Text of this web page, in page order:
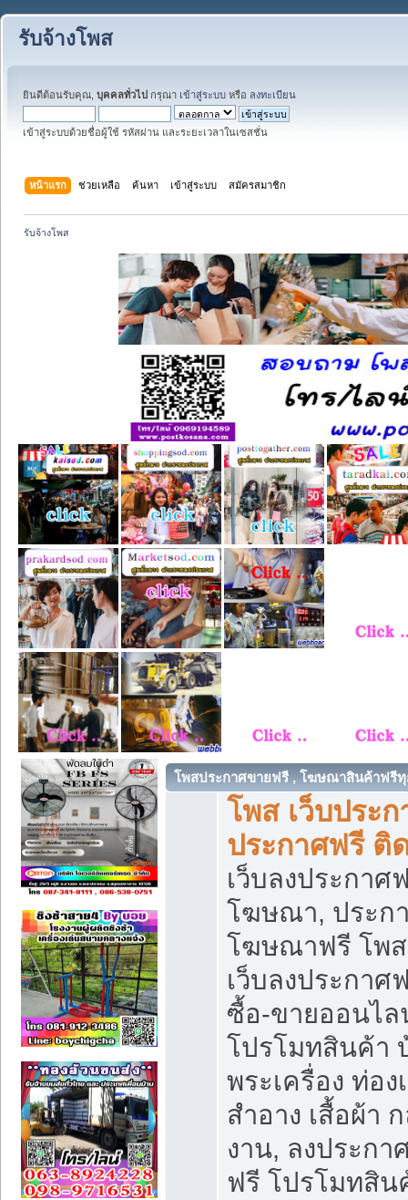
รับจ้างโพส
ยินดีต้อนรับคุณ, บุคคลทั่วไป กรุณา เข้าสู่ระบบ หรือ ลงทะเบียน
เข้าสู่ระบบด้วยชื่อผู้ใช้ รหัสผ่าน และระยะเวลาในเซสชั่น
หน้าแรก ช่วยเหลือ ค้นหา เข้าสู่ระบบ สมัครสมาชิก
รับจ้างโพส
โพสประกาศขายฟรี , โฆษณาสินค้าฟรี
โพส เว็บประก
ประกาศฟรี ติ
เว็บลงประกา
โฆษณา, ประก
โฆษณาฟรี โพส
เว็บลงประกา
ซื้อ-ขายออนไล
โปรโมทสินค้า
พระเครื่อง ท่อง
สำอาง เสื้อผ้า
งาน, ลงประก
ฟรี โปรโมทสิ